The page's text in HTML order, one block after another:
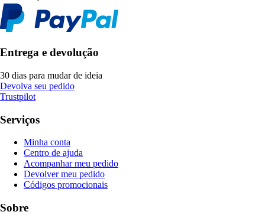
Entrega e devolução
30 dias para mudar de ideia
Devolva seu pedido
Trustpilot
Serviços
Minha conta
Centro de ajuda
Acompanhar meu pedido
Devolver meu pedido
Códigos promocionais
Sobre